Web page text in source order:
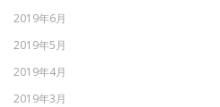
2019年6月
2019年5月
2019年4月
2019年3月